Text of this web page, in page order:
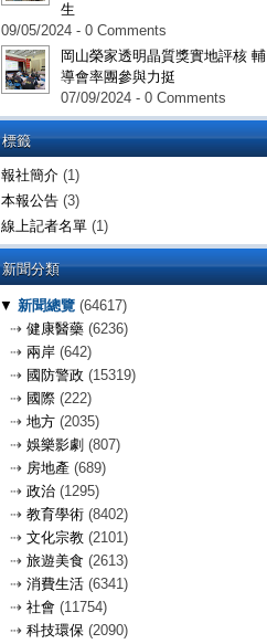
生
09/05/2024 - 0 Comments
岡山榮家透明晶質獎實地評核 輔
導會率團參與力挺
07/09/2024 - 0 Comments
標籤
報社簡介 (1)
本報公告 (3)
線上記者名單 (1)
新聞分類
▼ 新聞總覽 (64617)
⇢ 健康醫藥 (6236)
⇢ 兩岸 (642)
⇢ 國防警政 (15319)
⇢ 國際 (222)
⇢ 地方 (2035)
⇢ 娛樂影劇 (807)
⇢ 房地產 (689)
⇢ 政治 (1295)
⇢ 教育學術 (8402)
⇢ 文化宗教 (2101)
⇢ 旅遊美食 (2613)
⇢ 消費生活 (6341)
⇢ 社會 (11754)
⇢ 科技環保 (2090)